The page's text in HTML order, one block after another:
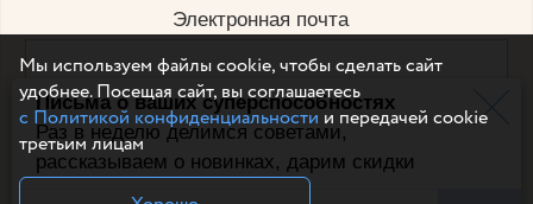
Письма о ваших суперспособностях
Раз в неделю делимся советами,
рассказываем о новинках, дарим скидки
Электронная почта
Например, dulsineya@gmail.com
Без спама и смс
Подписаться
Мы используем файлы cookie, чтобы сделать сайт
удобнее. Посещая сайт, вы соглашаетесь
с Политикой конфиденциальностии передачей cookie
третьим лицам